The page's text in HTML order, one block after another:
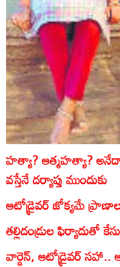
హత్యా? ఆత్మహత్యా?
వస్తేనే దర్యాప్తు ముందుకు
ఆటోడ్రైవర్‌ జోక్యమే
తల్లిదండ్రుల ఫిర్యాదుతో
వార్డెన్‌, ఆటోడ్రైవర్‌ సహా..